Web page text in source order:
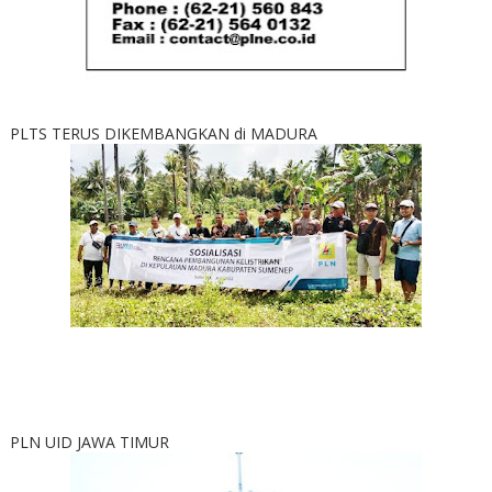
PLTS TERUS DIKEMBANGKAN di MADURA
PLN UID JAWA TIMUR